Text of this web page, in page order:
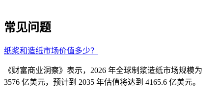
常见问题
纸浆和造纸市场价值多少？
《财富商业洞察》表示，2026 年全球制浆造纸市场规模为
3576 亿美元，预计到 2035 年估值将达到 4165.6 亿美元。